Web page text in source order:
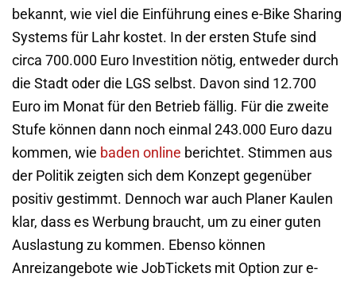
bekannt, wie viel die Einführung eines e-Bike Sharing
Systems für Lahr kostet. In der ersten Stufe sind
circa 700.000 Euro Investition nötig, entweder durch
die Stadt oder die LGS selbst. Davon sind 12.700
Euro im Monat für den Betrieb fällig. Für die zweite
Stufe können dann noch einmal 243.000 Euro dazu
kommen, wie baden online berichtet. Stimmen aus
der Politik zeigten sich dem Konzept gegenüber
positiv gestimmt. Dennoch war auch Planer Kaulen
klar, dass es Werbung braucht, um zu einer guten
Auslastung zu kommen. Ebenso können
Anreizangebote wie JobTickets mit Option zur e-